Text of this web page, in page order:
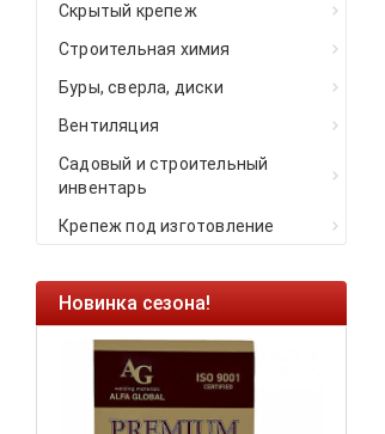
Скрытый крепеж
Строительная химия
Буры, сверла, диски
Вентиляция
Садовый и строительный
инвентарь
Крепеж под изготовление
Новинка сезона!